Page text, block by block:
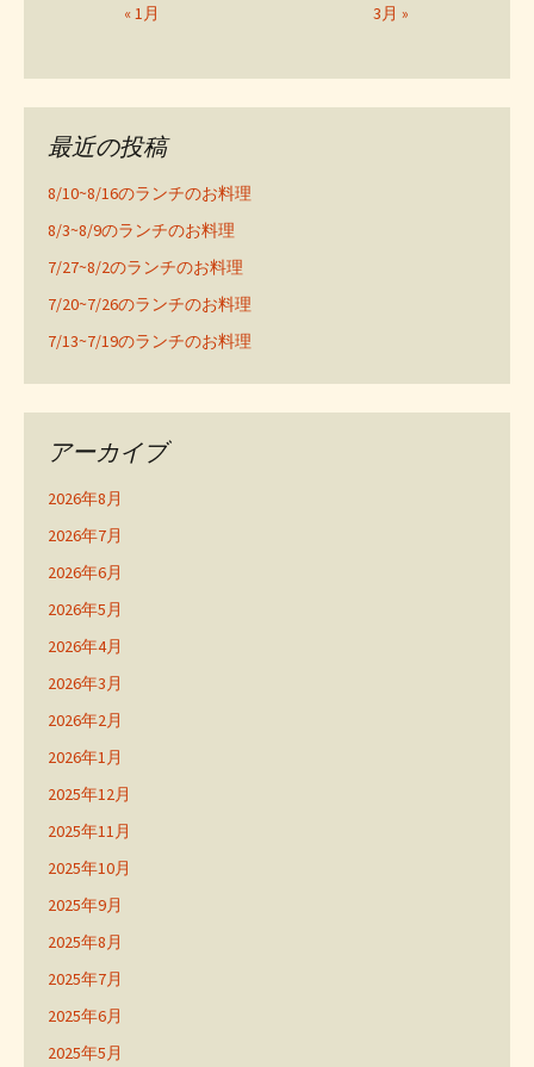
« 1月 3月 »
最近の投稿
8/10~8/16のランチのお料理
8/3~8/9のランチのお料理
7/27~8/2のランチのお料理
7/20~7/26のランチのお料理
7/13~7/19のランチのお料理
アーカイブ
2026年8月
2026年7月
2026年6月
2026年5月
2026年4月
2026年3月
2026年2月
2026年1月
2025年12月
2025年11月
2025年10月
2025年9月
2025年8月
2025年7月
2025年6月
2025年5月